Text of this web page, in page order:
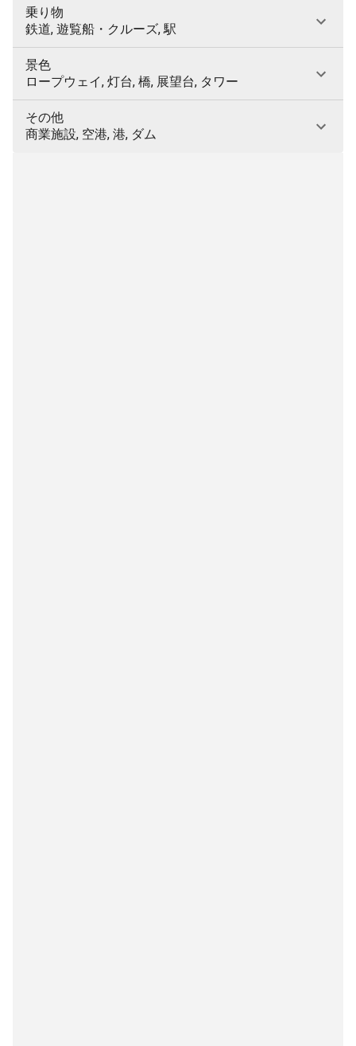
乗り物
鉄道, 遊覧船・クルーズ, 駅
景色
ロープウェイ, 灯台, 橋, 展望台, タワー
その他
商業施設, 空港, 港, ダム